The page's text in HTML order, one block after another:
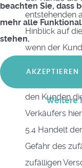
entstehenden
Hinblick auf
wenn der
ausübt. Für
wirksamer
den Kunden
Verkäufers
5.4 Handelt
Gefahr des
zufälligen
beachten Sie, dass
mehr alle
stehen.
AKZEPTIEREN
Weitere